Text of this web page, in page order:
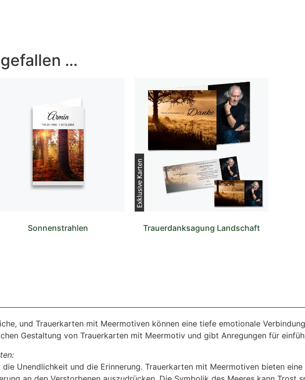
…
Sonnenstrahlen Trauerdanksagung Landschaft
und Trauerkarten mit Meermotiven können eine tiefe emotionale
Gestaltung von Trauerkarten mit Meermotiv und gibt Anregungen für
Unendlichkeit und die Erinnerung. Trauerkarten mit Meermotiven bieten